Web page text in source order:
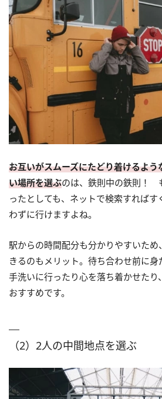
お互いがスムーズにたどり着けるよう
い場所を選ぶのは、鉄則中の鉄則！
ったとしても、ネットで検索すれば
わずに行けますよね。
駅からの時間配分も分かりやすいため
きるのもメリット。待ち合わせ前に
手洗いに行ったり心を落ち着かせたり
おすすめです。
（2）2人の中間地点を選ぶ